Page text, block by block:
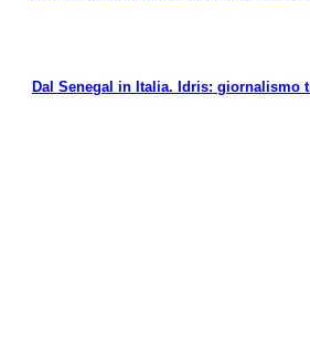
Dal Senegal in Italia. Idris: